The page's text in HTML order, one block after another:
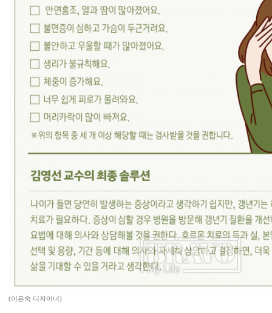
(이은숙 디자이너)